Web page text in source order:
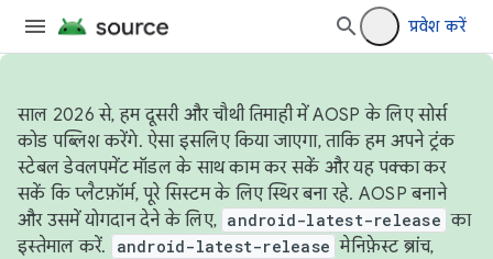
प्रवेश करें
साल 2026 से, हम दूसरी और चौथी तिमाही में AOSP के लिए सोर्स
कोड पब्लिश करेंगे. ऐसा इसलिए किया जाएगा, ताकि हम अपने ट्रंक
स्टेबल डेवलपमेंट मॉडल के साथ काम कर सकें और यह पक्का कर
सकें कि प्लैटफ़ॉर्म, पूरे सिस्टम के लिए स्थिर बना रहे. AOSP बनाने
और उसमें योगदान देने के लिए, android-latest-release का
इस्तेमाल करें.
android-latest-release मेनिफ़ेस्ट ब्रांच,